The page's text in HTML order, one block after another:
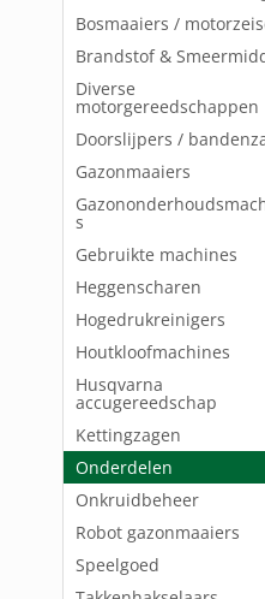
Bosmaaiers /
Brandstof &
Diverse
motorgereedschappen
Doorslijpers /
Gazonmaaiers
s
Gebruikte machines
Heggenscharen
Hogedrukreinigers
Houtkloofmachines
Husqvarna
accugereedschap
Kettingzagen
Onderdelen
Onkruidbeheer
Robot gazonmaaiers
Speelgoed